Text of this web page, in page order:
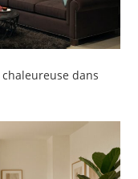
dans